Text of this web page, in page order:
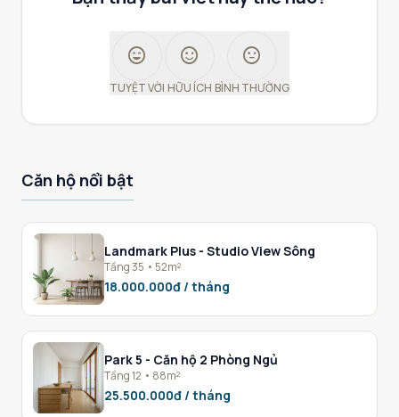
sentiment_very_satisfied
TUYỆT VỜI
sentiment_satisfied
HỮU ÍCH
sentiment_neutral
BÌNH THƯỜNG
Căn hộ nổi bật
Landmark Plus - Studio View Sông
Tầng 35 • 52m²
18.000.000đ / tháng
Park 5 - Căn hộ 2 Phòng Ngủ
Tầng 12 • 88m²
25.500.000đ / tháng